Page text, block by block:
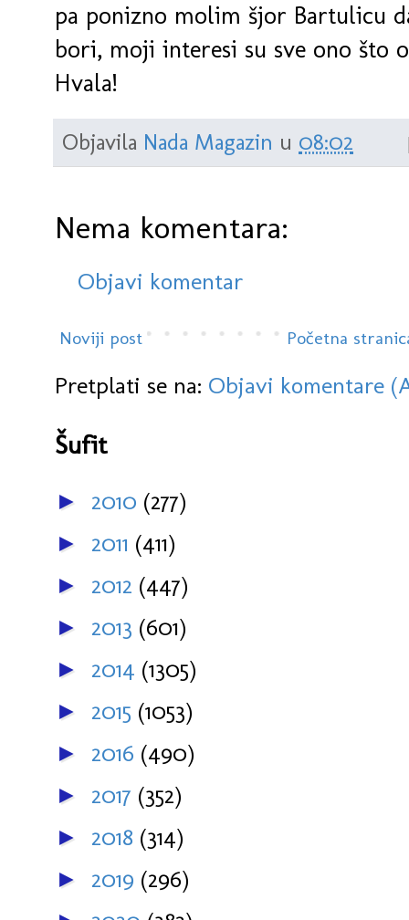
pa ponizno molim šjor Bartulicu
bori, moji interesi su sve ono što
Hvala!
Objavila Nada Magazin u 08:02
Nema komentara:
Objavi komentar
Noviji post Početna
Pretplati se na: Objavi komentare
Šufit
► 2010 (277)
► 2011 (411)
► 2012 (447)
► 2013 (601)
► 2014 (1305)
► 2015 (1053)
► 2016 (490)
► 2017 (352)
► 2018 (314)
► 2019 (296)